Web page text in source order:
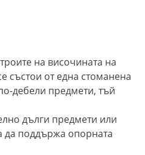
на височината на
състои от една стоманена
дебели предмети, тъй
дълги предмети или
да поддържа опорната